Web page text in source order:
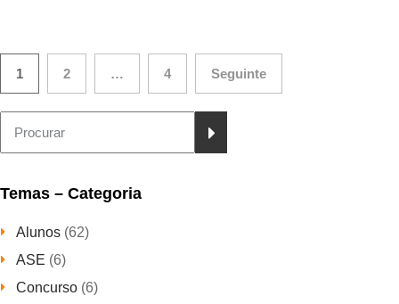
Paginação
dos
conteúdos
1 2 … 4 Seguinte
Temas – Categoria
Alunos (62)
ASE (6)
Concurso (6)